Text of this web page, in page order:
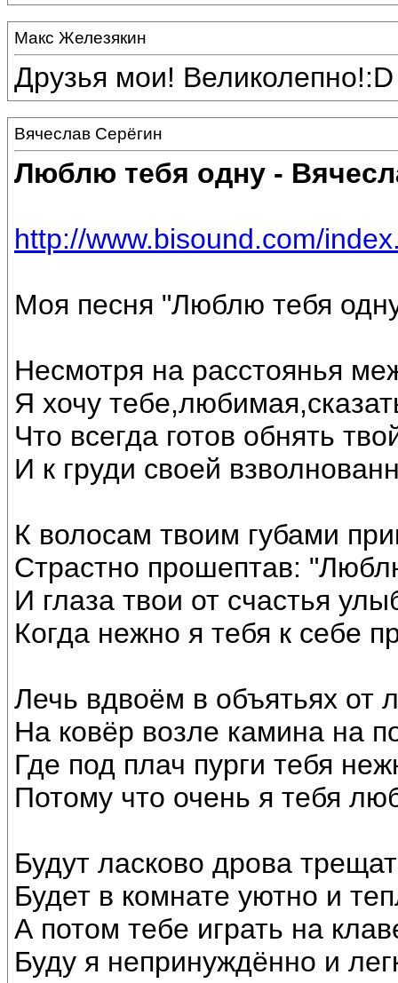
Макс Железякин
Друзья мои!
Вячеслав Серёгин
Люблю тебя одну -
http://www.bisound.com/
Моя песня "Люблю тебя
Несмотря на расстоянья
Я хочу
Что всегда готов обнять
И к груди своей
К волосам твоим губами
Страстно прошептав:
И глаза твои от счастья
Когда нежно я тебя к себе
Лечь вдвоём в объятьях от
На ковёр возле камина на
Где под плач пурги тебя
Потому что очень я тебя
Будут ласково дрова
Будет в комнате уютно и
А потом тебе играть на
Буду я непринуждённо и